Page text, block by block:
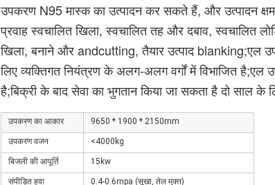
उपकरण N95 मास्क का उत्पादन कर सकते हैं, और उत्पादन
प्रवाह स्वचालित खिला, स्वचालित तह और दबाव, स्वचालित
खिला, बनाने और andcutting, तैयार उत्पाद blanking;एल
लिए व्यक्तिगत नियंत्रण के अलग-अलग वर्गों में विभाजित
है;बिक्री के बाद सेवा का भुगतान किया जा सकता है दो साल
उपकरण का आकार 9650 * 1900 * 2150mm
उपकरण वजन <4000kg
बिजली की आपूर्ति 15kw
संपीड़ित हवा 0.4-0.6mpa (सूखा, तेल मुक्त)